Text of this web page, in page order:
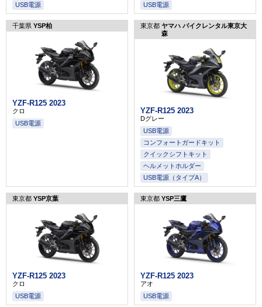
USB電源
USB電源
千葉県 YSP柏
YZF-R125 2023
クロ
USB電源
東京都 ヤマハ バイクレンタル東京大
森
YZF-R125 2023
Dグレー
USB電源
コンフォートガードキット
クイックシフトキット
ヘルメットホルダー
USB電源（タイプA）
東京都 YSP京葉
YZF-R125 2023
クロ
USB電源
東京都 YSP三鷹
YZF-R125 2023
アオ
USB電源